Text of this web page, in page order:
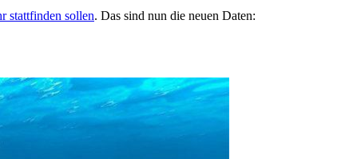
stattfinden sollen. Das sind nun die neuen Daten: